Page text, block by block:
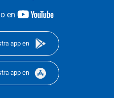
en
youtube-
app en
app en